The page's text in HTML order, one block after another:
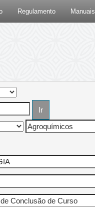
Regulamento Manuais